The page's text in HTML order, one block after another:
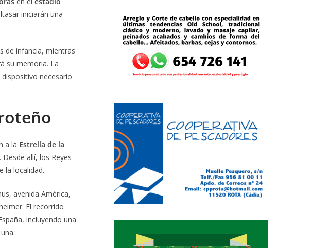
iniciarán una
de infancia, mientras
su memoria. La
necesario
a la Estrella de la
allí, los Reyes
la localidad.
avenida América,
El recorrido
incluyendo una